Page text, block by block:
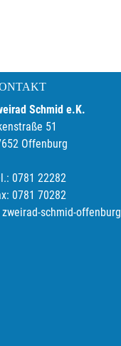
Schmid e.K.
51
Offenburg
0781 22282
0781 70282
zweirad-schmid-